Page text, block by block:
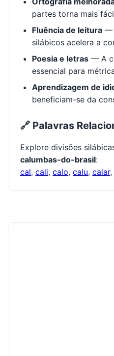
partes torna mais
Fluência de leitura —
silábicos acelera a
Poesia e letras — A
essencial para
Aprendizagem de
beneficiam-se da
🔗 Palavras
Explore divisões
calumbas-do-brasil:
cal, cali, calo, calu, calar,